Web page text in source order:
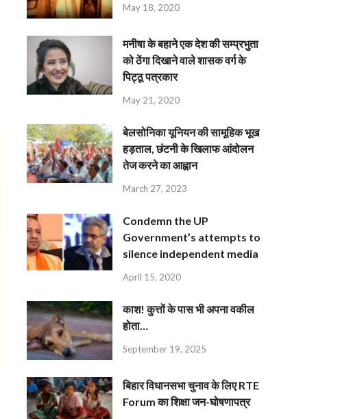
May 18, 2020
मनीषा के बहाने एक देश की सम्प्रभुता
को ठेंगा दिखाने वाले शासक वर्ग के
पिट्ठू पत्रकार
May 21, 2020
बेलसोनिका यूनियन की सामूहिक भूख
हड़ताल, छंटनी के खिलाफ आंदोलन
तेज करने का आह्वान
March 27, 2023
Condemn the UP
Government’s attempts to
silence independent media
April 15, 2020
काश! कुत्तों के पास भी अपना वकील
होता…
September 19, 2025
बिहार विधानसभा चुनाव के लिए RTE
Forum का शिक्षा जन-घोषणापत्र